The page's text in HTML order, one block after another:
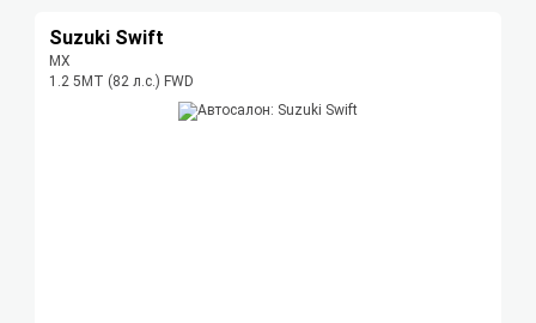
Suzuki Swift
MX
1.2 5MT (82 л.с.) FWD